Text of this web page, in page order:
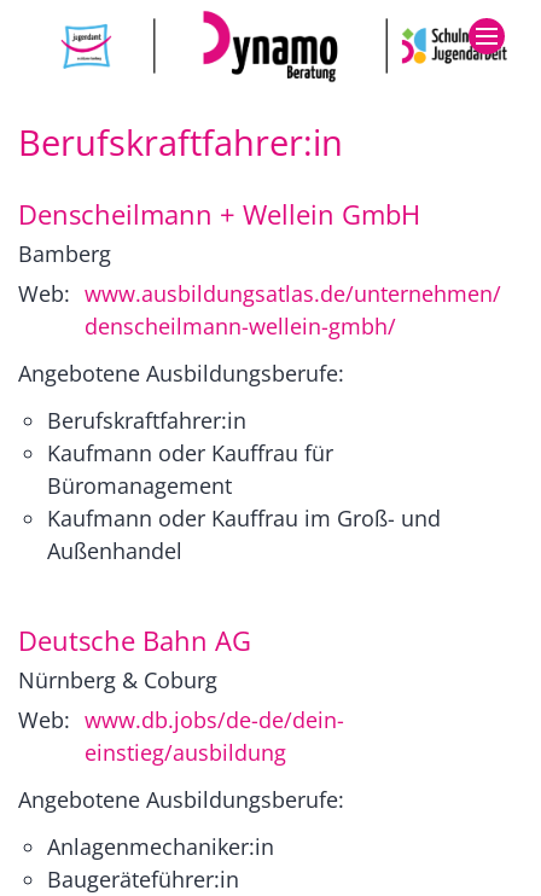
Zum Inhalt springen
Berufskraftfahrer:in
Denscheilmann + Wellein GmbH
Bamberg
Web: www.ausbildungsatlas.de/unternehmen/
denscheilmann-wellein-gmbh/
Angebotene Ausbildungsberufe:
Berufskraftfahrer:in
Kaufmann oder Kauffrau für
Büromanagement
Kaufmann oder Kauffrau im Groß- und
Außenhandel
Deutsche Bahn AG
Nürnberg & Coburg
Web: www.db.jobs/de-de/dein-
einstieg/ausbildung
Angebotene Ausbildungsberufe:
Anlagenmechaniker:in
Baugeräteführer:in